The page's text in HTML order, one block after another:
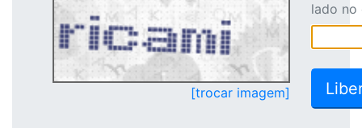
[trocar imagem]
lado no